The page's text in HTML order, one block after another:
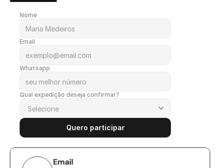
Nome
Email
Whatsapp
Qual expedição deseja confirmar?
Quero participar
Email